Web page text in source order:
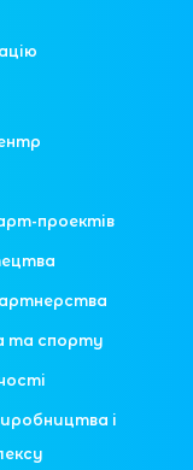
проектів
та спорту
і